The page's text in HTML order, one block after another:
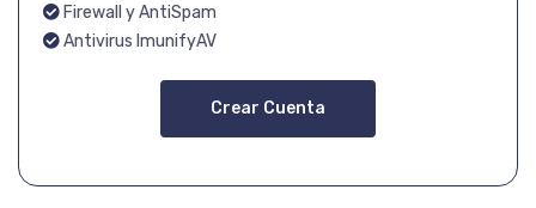
Firewall y AntiSpam
Antivirus ImunifyAV
Crear Cuenta